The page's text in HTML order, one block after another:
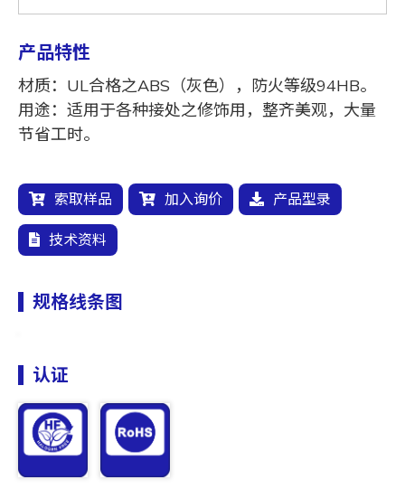
产品特性
材质：UL合格之ABS（灰色），防火等级94HB。
用途：适用于各种接处之修饰用，整齐美观，大量
节省工时。
索取样品 加入询价 产品型录
技术资料
规格线条图
认证